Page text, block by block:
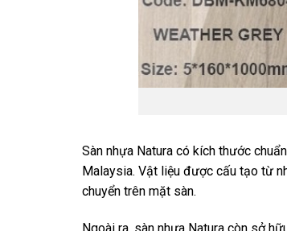
Sàn nhựa Natura có kích thước
Malaysia. Vật liệu được cấu tạo từ
chuyển trên mặt sàn.